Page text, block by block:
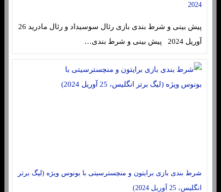
2024
پیش بینی و شرط بندی بازی رئال سوسیداد و رئال مادرید 26
آوریل 2024 پیش بینی و شرط بندی…
شرط بندی بازی برایتون و منچسترسیتی با بونوس ویژه (لیگ برتر
انگلیس، 25 آوریل 2024)